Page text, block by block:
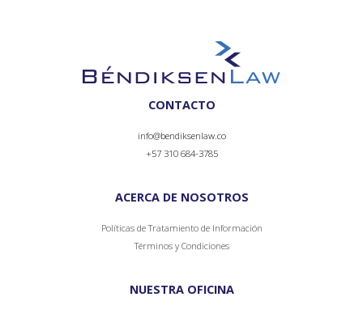
CONTACTO
info@bendiksenlaw.co
+57 310 684-3785
ACERCA DE NOSOTROS
Políticas de Tratamiento de Información
Términos y Condiciones
NUESTRA OFICINA